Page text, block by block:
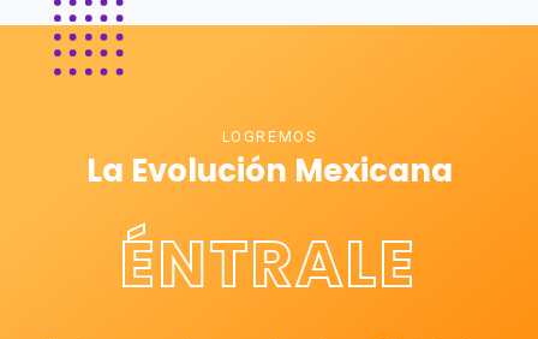
LOGREMOS
La Evolución Mexicana
ÉNTRALE